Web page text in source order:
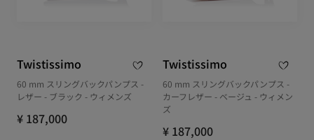
Twistissimo
60 mm スリングバックパンプス -
レザー - ブラック - ウィメンズ
¥ 187,000
Twistissimo
60 mm スリングバックパンプス -
カーフレザー - ベージュ - ウィメン
ズ
¥ 187,000